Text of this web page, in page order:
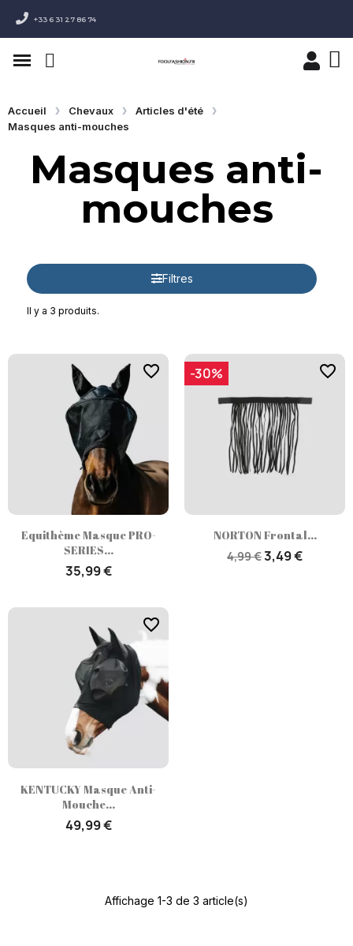
+33 6 31 27 86 74
Accueil Chevaux
Articles d'été
Masques anti-mouches
Masques anti-
mouches
Il y a 3 produits.
Filtres
Equithème Masque PRO-
SERIES...
35,99 €
favorite_border
NORTON Frontal...
4,99 €3,49 €
-30% favorite_border
KENTUCKY Masque Anti-
Mouche...
49,99 €
favorite_border
Affichage 1-3 de 3 article(s)